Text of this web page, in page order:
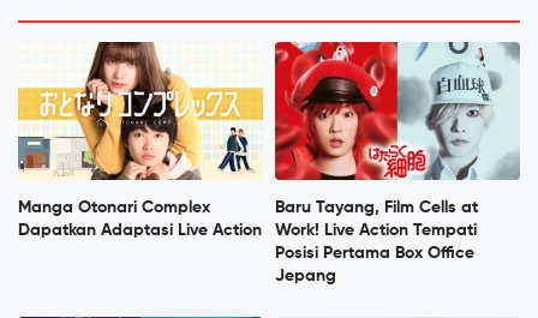
Manga Otonari Complex
Dapatkan Adaptasi Live Action
Baru Tayang, Film Cells at
Work! Live Action Tempati
Posisi Pertama Box Office
Jepang